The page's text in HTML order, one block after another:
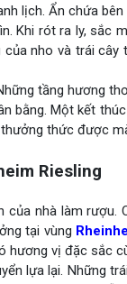
lịch. Ẩn chứa
Khi rót ra ly, sắc
nho và trái
tầng hương
bằng. Một kết
thức được
Riesling
của nhà làm
tại vùng
vị đặc sắc
lựa lại. Những